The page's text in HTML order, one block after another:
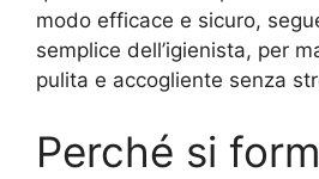
modo efficace e sicuro,
semplice dell’igienista, per
pulita e accogliente senza
Perché si